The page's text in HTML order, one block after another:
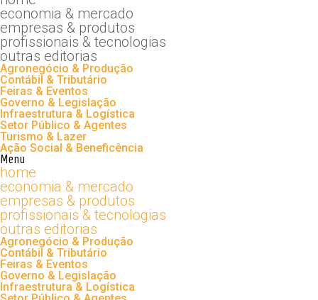
economia & mercado
empresas & produtos
profissionais & tecnologias
outras editorias
Agronegócio & Produção
Contábil & Tributário
Feiras & Eventos
Governo & Legislação
Infraestrutura & Logística
Setor Público & Agentes
Turismo & Lazer
Ação Social & Beneficência
Menu
home
economia & mercado
empresas & produtos
profissionais & tecnologias
outras editorias
Agronegócio & Produção
Contábil & Tributário
Feiras & Eventos
Governo & Legislação
Infraestrutura & Logística